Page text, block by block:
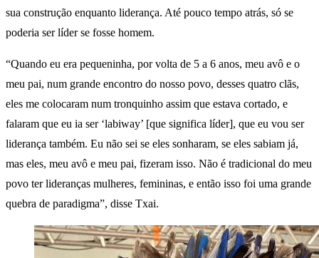
sua construção enquanto liderança. Até pouco tempo atrás, só se
poderia ser líder se fosse homem.
“Quando eu era pequeninha, por volta de 5 a 6 anos, meu avô e o
meu pai, num grande encontro do nosso povo, desses quatro clãs,
eles me colocaram num tronquinho assim que estava cortado, e
falaram que eu ia ser ‘labiway’ [que significa líder], que eu vou ser
liderança também. Eu não sei se eles sonharam, se eles sabiam já,
mas eles, meu avô e meu pai, fizeram isso. Não é tradicional do meu
povo ter lideranças mulheres, femininas, e então isso foi uma grande
quebra de paradigma”, disse Txai.